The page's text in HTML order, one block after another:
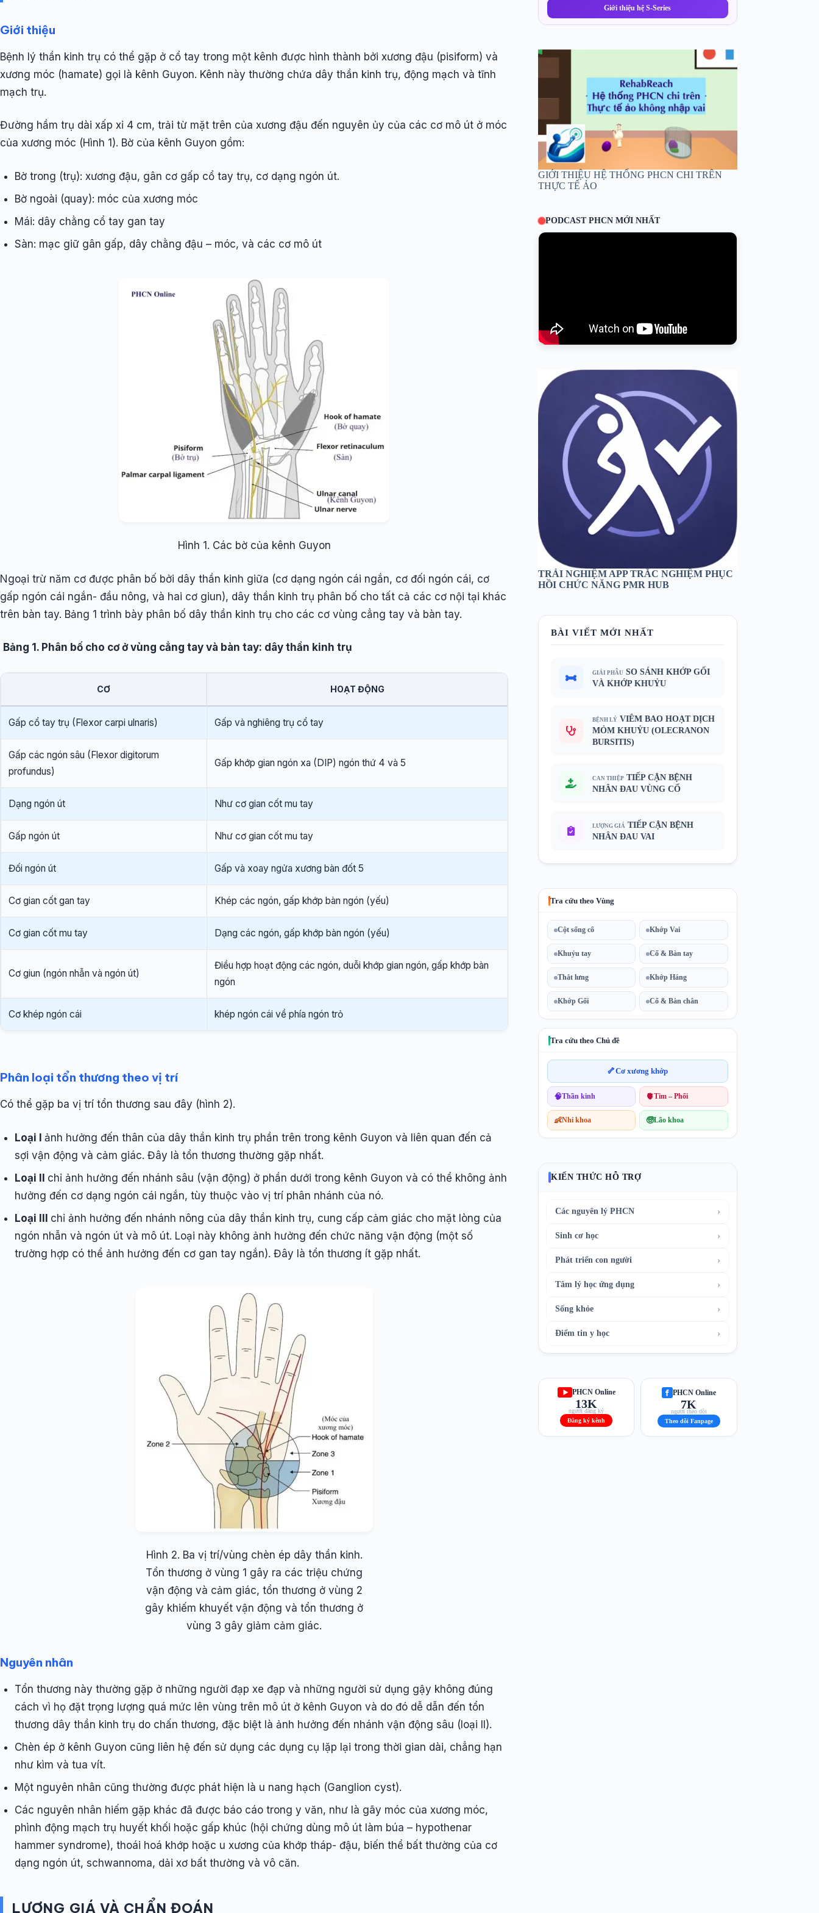
Giới thiệu
Bệnh lý thần kinh trụ có thể gặp ở cổ tay trong một kênh được hình thành bởi xương đậu (pisiform) và
xương móc (hamate) gọi là kênh Guyon. Kênh này thường chứa dây thần kinh trụ, động mạch và tĩnh
mạch trụ.
Đường hầm trụ dài xấp xỉ 4 cm, trải từ mặt trên của xương đậu đến nguyên ủy của các cơ mô út ở móc
của xương móc (Hình 1). Bờ của kênh Guyon gồm:
Bờ trong (trụ): xương đậu, gân cơ gấp cổ tay trụ, cơ dạng ngón út.
Bờ ngoài (quay): móc của xương móc
Mái: dây chằng cổ tay gan tay
Sàn: mạc giữ gân gấp, dây chằng đậu – móc, và các cơ mô út
Hình 1. Các bờ của kênh Guyon
Ngoại trừ năm cơ được phân bố bởi dây thần kinh giữa (cơ dạng ngón cái ngắn, cơ đối ngón cái, cơ
gấp ngón cái ngắn- đầu nông, và hai cơ giun), dây thần kinh trụ phân bố cho tất cả các cơ nội tại khác
trên bàn tay. Bảng 1 trình bày phân bố dây thần kinh trụ cho các cơ vùng cẳng tay và bàn tay.
Bảng 1. Phân bố cho cơ ở vùng cẳng tay và bàn tay: dây thần kinh trụ
CƠ HOẠT ĐỘNG
Gấp cổ tay trụ (Flexor carpi ulnaris) Gấp và nghiêng trụ cổ tay
Gấp các ngón sâu (Flexor digitorum
profundus)
Gấp khớp gian ngón xa (DIP) ngón thứ 4 và 5
Dạng ngón út Như cơ gian cốt mu tay
Gấp ngón út Như cơ gian cốt mu tay
Đối ngón út Gấp và xoay ngửa xương bàn đốt 5
Cơ gian cốt gan tay Khép các ngón, gấp khớp bàn ngón (yếu)
Cơ gian cốt mu tay Dạng các ngón, gấp khớp bàn ngón (yếu)
Cơ giun (ngón nhẫn và ngón út)
Điều hợp hoạt động các ngón, duỗi khớp gian ngón, gấp khớp bàn
ngón
Cơ khép ngón cái khép ngón cái về phía ngón trỏ
Phân loại tổn thương theo vị trí
Có thể gặp ba vị trí tổn thương sau đây (hình 2).
Loại I ảnh hưởng đến thân của dây thần kinh trụ phần trên trong kênh Guyon và liên quan đến cả
sợi vận động và cảm giác. Đây là tổn thương thường gặp nhất.
Loại II chỉ ảnh hưởng đến nhánh sâu (vận động) ở phần dưới trong kênh Guyon và có thể không ảnh
hưởng đến cơ dạng ngón cái ngắn, tùy thuộc vào vị trí phân nhánh của nó.
Loại III chỉ ảnh hưởng đến nhánh nông của dây thần kinh trụ, cung cấp cảm giác cho mặt lòng của
ngón nhẫn và ngón út và mô út. Loại này không ảnh hưởng đến chức năng vận động (một số
trường hợp có thể ảnh hưởng đến cơ gan tay ngắn). Đây là tổn thương ít gặp nhất.
Hình 2. Ba vị trí/vùng chèn ép dây thần kinh.
Tổn thương ở vùng 1 gây ra các triệu chứng
vận động và cảm giác, tổn thương ở vùng 2
gây khiếm khuyết vận động và tổn thương ở
vùng 3 gây giảm cảm giác.
Nguyên nhân
Tổn thương này thường gặp ở những người đạp xe đạp và những người sử dụng gậy không đúng
cách vì họ đặt trọng lượng quá mức lên vùng trên mô út ở kênh Guyon và do đó dễ dẫn đến tổn
thương dây thần kinh trụ do chấn thương, đặc biệt là ảnh hưởng đến nhánh vận động sâu (loại II).
Chèn ép ở kênh Guyon cũng liên hệ đến sử dụng các dụng cụ lặp lại trong thời gian dài, chẳng hạn
như kìm và tua vít.
Một nguyên nhân cũng thường được phát hiện là u nang hạch (Ganglion cyst).
Các nguyên nhân hiếm gặp khác đã được báo cáo trong y văn, như là gãy móc của xương móc,
phình động mạch trụ huyết khối hoặc gấp khúc (hội chứng dùng mô út làm búa – hypothenar
hammer syndrome), thoái hoá khớp hoặc u xương của khớp tháp- đậu, biến thể bất thường của cơ
dạng ngón út, schwannoma, dải xơ bất thường và vô căn.
LƯỢNG GIÁ VÀ CHẨN ĐOÁN
Giới thiệu hệ S-Series
GIỚI THIỆU HỆ THỐNG PHCN CHI TRÊN
THỰC TẾ ẢO
PODCAST PHCN MỚI NHẤT
TRẢI NGHIỆM APP TRẮC NGHIỆM PHỤC
HỒI CHỨC NĂNG PMR HUB
BÀI VIẾT MỚI NHẤT
GIẢI PHẪU SO SÁNH KHỚP GỐI
VÀ KHỚP KHUỶU
BỆNH LÝ VIÊM BAO HOẠT DỊCH
MỎM KHUỶU (OLECRANON
BURSITIS)
CAN THIỆP TIẾP CẬN BỆNH
NHÂN ĐAU VÙNG CỔ
LƯỢNG GIÁ TIẾP CẬN BỆNH
NHÂN ĐAU VAI
Tra cứu theo Vùng
Cột sống cổ Khớp Vai
Khuỷu tay Cổ & Bàn tay
Thắt lưng Khớp Háng
Khớp Gối Cổ & Bàn chân
Tra cứu theo Chủ đề
🦴Cơ xương khớp
🧠Thần kinh 🫀Tim – Phổi
👶Nhi khoa 🧓Lão khoa
KIẾN THỨC HỖ TRỢ
Các nguyên lý PHCN ›
Sinh cơ học ›
Phát triển con người ›
Tâm lý học ứng dụng ›
Sống khỏe ›
Điểm tin y học ›
PHCN Online
13K
người đăng ký
Đăng ký kênh
PHCN Online
7K
người theo dõi
Theo dõi Fanpage